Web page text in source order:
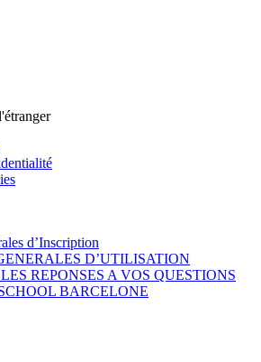
d’Inscription
D’UTILISATION
REPONSES A VOS QUESTIONS
BARCELONE